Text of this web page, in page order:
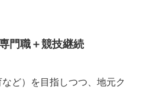
門職＋競技継続
ど）を目指しつつ、地元ク